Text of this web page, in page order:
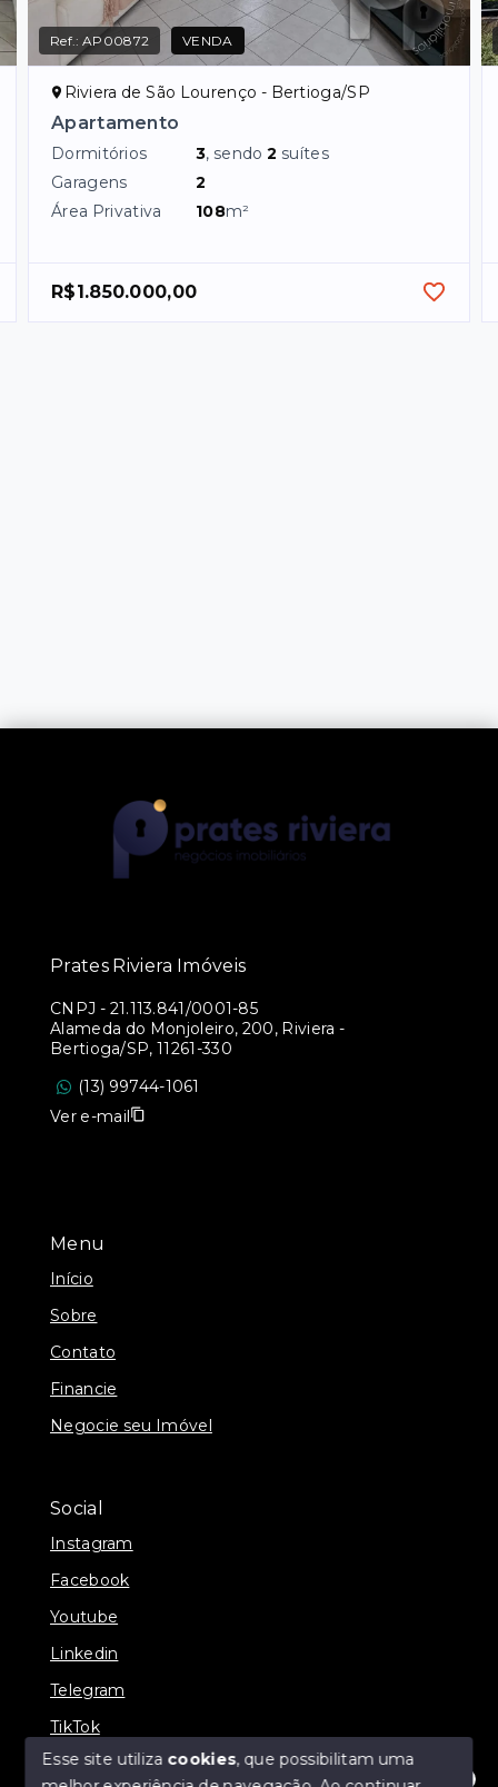
Ref.:AP00872 VENDA
Riviera de São Lourenço - Bertioga/SP
Apartamento
Dormitórios 3, sendo2 suítes
Garagens
2
Área Privativa
108m²
R$1.850.000,00
Menu
Início
Sobre
Contato
Financie
Negocie seu Imóvel
Social
Instagram
Facebook
Youtube
Linkedin
Telegram
TikTok
Prates Riviera Imóveis
CNPJ - 21.113.841/0001-85
Alameda do Monjoleiro, 200, Riviera -
Bertioga/SP, 11261-330
(13) 99744-1061
Ver e-mail
Esse site utiliza cookies, que possibilitam uma